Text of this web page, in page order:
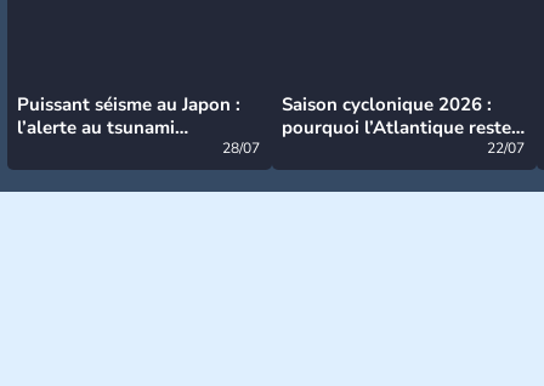
Puissant séisme au Japon :
l’alerte au tsunami
28/07
Saison cyclonique 2026 :
pourquoi l’Atlantique reste
22/07